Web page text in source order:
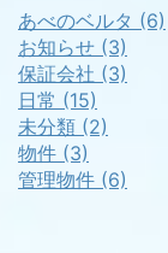
あべのベルタ (6)
お知らせ (3)
保証会社 (3)
日常 (15)
未分類 (2)
物件 (3)
管理物件 (6)